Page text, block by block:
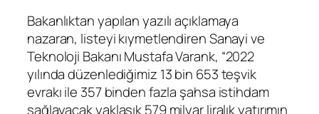
Bakanlıktan yapılan yazılı açıklamaya
nazaran, listeyi kıymetlendiren Sanayi ve
Teknoloji Bakanı Mustafa Varank, “2022
yılında düzenlediğimiz 13 bin 653 teşvik
evrakı ile 357 binden fazla şahsa istihdam
sağlayacak yaklaşık 579 milyar liralık yatırımın